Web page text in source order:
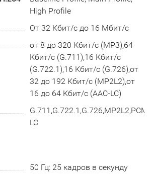
High Profile
От 32 Кбит/с до 16 Мбит/с
от 8 до 320 Кбит/с (MP3),64
Кбит/с (G.711),16 Кбит/с
(G.722.1),16 Кбит/с (G.726),от
32 до 192 Кбит/с (MP2L2),от
16 до 64 Кбит/с (AAC-LC)
LC
50 Гц: 25 кадров в секунду